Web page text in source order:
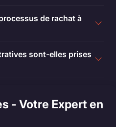
de rachat à
sont-elles prises
- Votre Expert en